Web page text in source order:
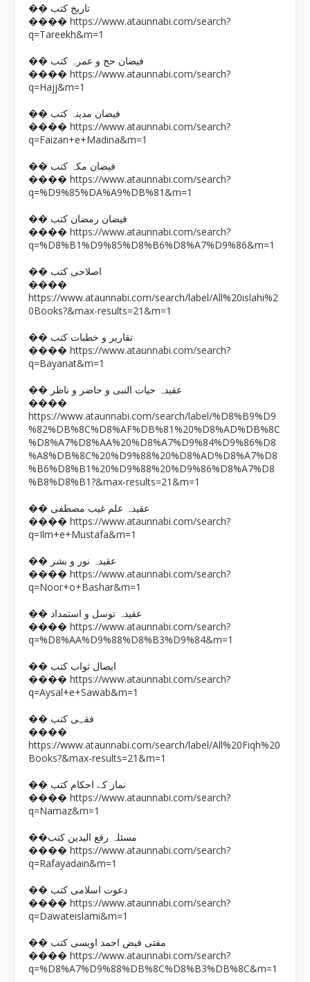
�� تاریخ کتب
���� https://www.ataunnabi.com/search?
q=Tareekh&m=1
�� فیضان حج و عمرہ کتب
���� https://www.ataunnabi.com/search?
q=Hajj&m=1
�� فیضان مدینہ کتب
���� https://www.ataunnabi.com/search?
q=Faizan+e+Madina&m=1
�� فیضان مکہ کتب
���� https://www.ataunnabi.com/search?
q=%D9%85%DA%A9%DB%81&m=1
�� فیضان رمضان کتب
���� https://www.ataunnabi.com/search?
q=%D8%B1%D9%85%D8%B6%D8%A7%D9%86&m=1
�� اصلاحی کتب
����
https://www.ataunnabi.com/search/label/All%20islahi%2
0Books?&max-results=21&m=1
�� تقاریر و خطبات کتب
���� https://www.ataunnabi.com/search?
q=Bayanat&m=1
�� عقیدہ حیات النبی و حاضر و ناظر
����
https://www.ataunnabi.com/search/label/%D8%B9%D9
%82%DB%8C%D8%AF%DB%81%20%D8%AD%DB%8C
%D8%A7%D8%AA%20%D8%A7%D9%84%D9%86%D8
%A8%DB%8C%20%D9%88%20%D8%AD%D8%A7%D8
%B6%D8%B1%20%D9%88%20%D9%86%D8%A7%D8
%B8%D8%B1?&max-results=21&m=1
�� عقیدہ علم غیب مصطفی
���� https://www.ataunnabi.com/search?
q=Ilm+e+Mustafa&m=1
�� عقیدہ نور و بشر
���� https://www.ataunnabi.com/search?
q=Noor+o+Bashar&m=1
�� عقیدہ توسل و استمداد
���� https://www.ataunnabi.com/search?
q=%D8%AA%D9%88%D8%B3%D9%84&m=1
�� ایصال ثواب کتب
���� https://www.ataunnabi.com/search?
q=Aysal+e+Sawab&m=1
�� فقہی کتب
����
https://www.ataunnabi.com/search/label/All%20Fiqh%20
Books?&max-results=21&m=1
�� نماز کے احکام کتب
���� https://www.ataunnabi.com/search?
q=Namaz&m=1
��مسئلہ رفع الیدین کتب
���� https://www.ataunnabi.com/search?
q=Rafayadain&m=1
�� دعوت اسلامی کتب
���� https://www.ataunnabi.com/search?
q=Dawateislami&m=1
�� مفتی فیض احمد اویسی کتب
���� https://www.ataunnabi.com/search?
q=%D8%A7%D9%88%DB%8C%D8%B3%DB%8C&m=1